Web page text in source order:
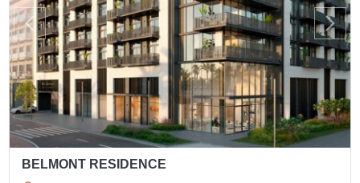
BELMONT RESIDENCE